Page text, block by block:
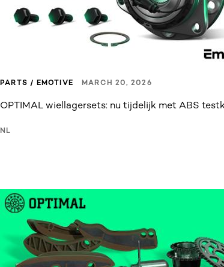
PARTS / EMOTIVE MARCH 20, 2026
OPTIMAL wiellagersets: nu tijdelijk met ABS
NL